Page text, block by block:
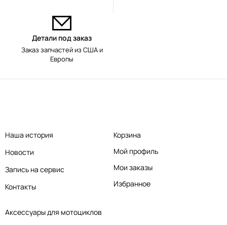
Детали под заказ
Заказ запчастей из США и
Европы
Аксессуары для мотоциклов
Наша история
Новости
Запись на сервис
Контакты
Корзина
Мой профиль
Мои заказы
Избранное